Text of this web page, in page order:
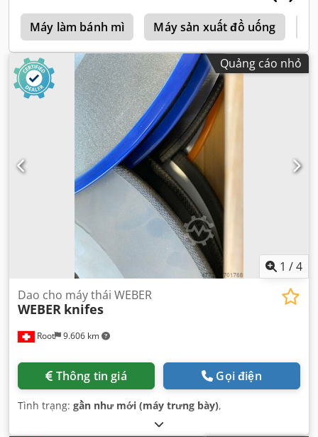
Máy làm bánh mì Máy sản xuất đồ uống
Quảng cáo nhỏ
1 /4
Root 9.606 km
Dao cho máy thái WEBER
WEBER knifes
Thông tin giá Gọi điện
Tình trạng: gần như mới (máy trưng bày),